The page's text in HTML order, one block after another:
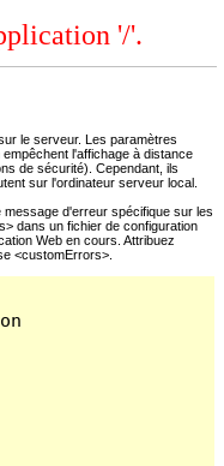
'/'.
le serveur. Les paramètres
l'affichage à distance
de sécurité). Cependant, ils
sur l'ordinateur serveur local.
d'erreur spécifique sur les
dans un fichier de configuration
Web en cours. Attribuez
<customErrors>.